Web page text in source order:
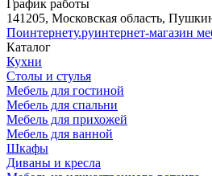
График работы
141205, Московская область,
Поинтернету.руинтернет-магазин
Каталог
Кухни
Столы и стулья
Мебель для гостиной
Мебель для спальни
Мебель для прихожей
Мебель для ванной
Шкафы
Диваны и кресла